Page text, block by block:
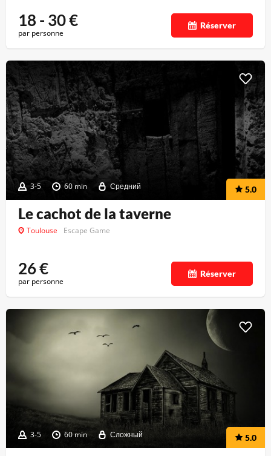
18 - 30€
par personne
Réserver
3-5 60 min Средний 5.0
Le cachot de la taverne
Toulouse Escape Game
26€
par personne
Réserver
3-5 60 min Сложный 5.0